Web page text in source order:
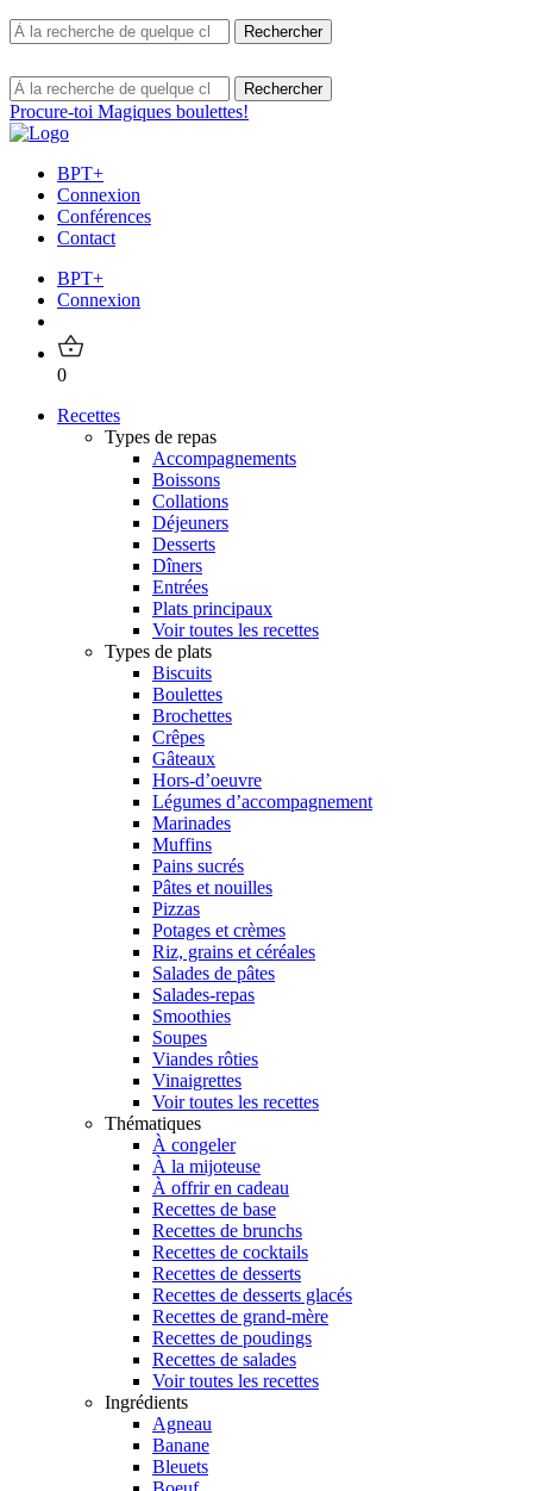
Procure-toi Magiques boulettes!
BPT+
Connexion
Conférences
Contact
BPT+
Connexion
0
Recettes
Types de repas
Accompagnements
Boissons
Collations
Déjeuners
Desserts
Dîners
Entrées
Plats principaux
Voir toutes les recettes
Types de plats
Biscuits
Boulettes
Brochettes
Crêpes
Gâteaux
Hors-d’oeuvre
Légumes d’accompagnement
Marinades
Muffins
Pains sucrés
Pâtes et nouilles
Pizzas
Potages et crèmes
Riz, grains et céréales
Salades de pâtes
Salades-repas
Smoothies
Soupes
Viandes rôties
Vinaigrettes
Voir toutes les recettes
Thématiques
À congeler
À la mijoteuse
À offrir en cadeau
Recettes de base
Recettes de brunchs
Recettes de cocktails
Recettes de desserts
Recettes de desserts glacés
Recettes de grand-mère
Recettes de poudings
Recettes de salades
Voir toutes les recettes
Ingrédients
Agneau
Banane
Bleuets